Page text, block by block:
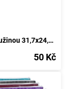
Složení s pružinou 31,7x24,5 cm - Barevné provedení
50 Kč